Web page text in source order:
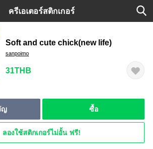
ครีเอเตอร์สติกเกอร์
Soft and cute chick(new life)
sanpoimo
31THB
ญ ซื้อ
ลองใช้สติกเกอร์ไม่อั้น ฟรี!